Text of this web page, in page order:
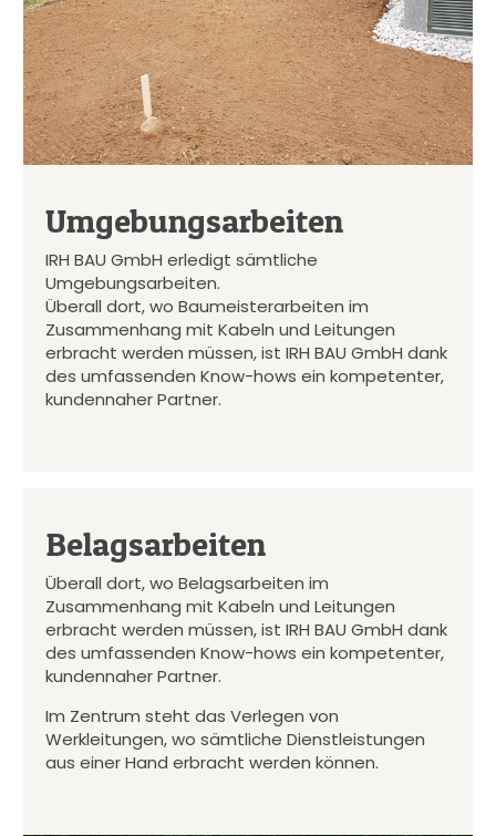
Umgebungsarbeiten
IRH BAU GmbH erledigt sämtliche
Umgebungsarbeiten.
Überall dort, wo Baumeisterarbeiten im
Zusammenhang mit Kabeln und Leitungen
erbracht werden müssen, ist IRH BAU GmbH dank
des umfassenden Know-hows ein kompetenter,
kundennaher Partner.
Belagsarbeiten
Überall dort, wo Belagsarbeiten im
Zusammenhang mit Kabeln und Leitungen
erbracht werden müssen, ist IRH BAU GmbH dank
des umfassenden Know-hows ein kompetenter,
kundennaher Partner.
Im Zentrum steht das Verlegen von
Werkleitungen, wo sämtliche Dienstleistungen
aus einer Hand erbracht werden können.